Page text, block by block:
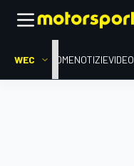
WEC HOMENOTIZIEVIDEO